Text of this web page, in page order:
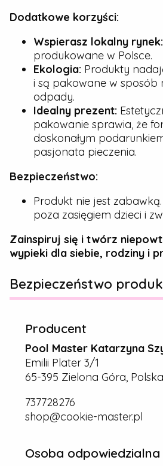
Dodatkowe korzyści:
Wspierasz lokalny rynek:
produkowane w Polsce.
Ekologia: Produkty
i są pakowane w sposób
odpady.
Idealny prezent:
pakowanie sprawia, że
doskonałym
pasjonata pieczenia.
Bezpieczeństwo:
Produkt nie jest
poza zasięgiem dzieci i
Zainspiruj się i twórz
wypieki dla siebie, rodziny i
Bezpieczeństwo
Producent
Pool Master Katarzyna
Emilii Plater 3/1
65-395 Zielona Góra, Polska
737728276
shop@cookie-master.pl
Osoba